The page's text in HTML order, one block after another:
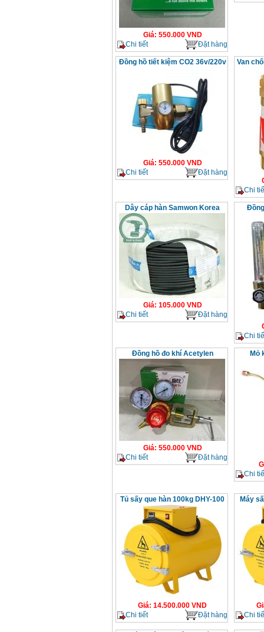
Giá: 550.000VND
Chi tiết
Đặt hàng
Đồng hồ tiết kiệm CO2 36v/220v
Giá: 550.000VND
Chi tiết
Đặt hàng
Van
Chi
Dây cáp hàn Samwon Korea
Giá: 105.000VND
Chi tiết
Đặt hàng
Chi
Đồng hồ đo khí Acetylen
Giá: 550.000VND
Chi tiết
Đặt hàng
Mỏ
Chi
Tủ sấy que hàn 100kg DHY-100
Giá: 14.500.000 VND
Chi tiết
Đặt hàng
Máy
Chi